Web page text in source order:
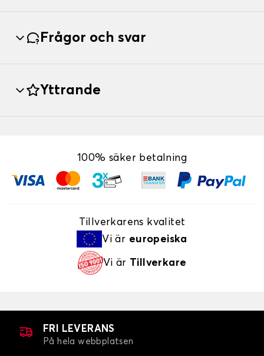
Frågor och svar
Yttrande
100% säker betalning
Tillverkarens kvalitet
Vi är europeiska
Vi är Tillverkare
FRI LEVERANS
På hela webbplatsen